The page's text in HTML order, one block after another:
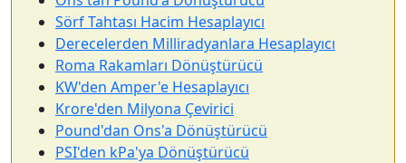
Sörf Tahtası Hacim Hesaplayıcı
Derecelerden Milliradyanlara Hesaplayıcı
Roma Rakamları Dönüştürücü
KW'den Amper'e Hesaplayıcı
Krore'den Milyona Çevirici
Pound'dan Ons'a Dönüştürücü
PSI'den kPa'ya Dönüştürücü